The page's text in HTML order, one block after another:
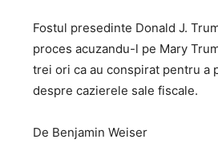
Fostul presedinte Donald J.
proces acuzandu-l pe Mary
trei ori ca au conspirat pentru a
despre cazierele sale fiscale.
De Benjamin Weiser